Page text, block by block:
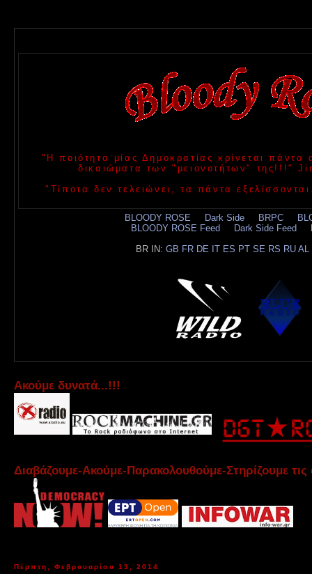
"Η ποιότητα μίας Δημοκρατίας κρίνεται
δικαιώματα των "μειονοτήτων" της!!!"
"Τίποτα δεν τελειώνει, τα πάντα
BLOODY ROSE Dark Side BRPC
BLOODY ROSE Feed..... Dark Side Feed.....
BR IN: GB FR DE IT ES PT SE RS RU AL
Aκούμε δυνατά...!!!
Διαβάζουμε-Ακούμε-Παρακολουθούμε-Στηρίζουμε
Πέμπτη, Φεβρουαρίου 13, 2014